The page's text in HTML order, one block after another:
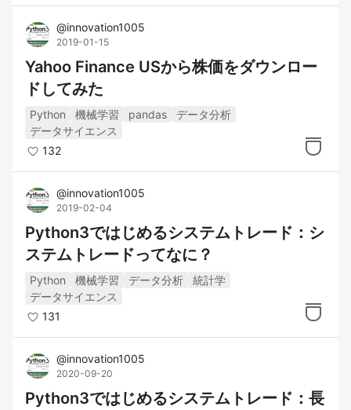
@innovation1005
2019-01-15
Yahoo Finance USから株価をダウンロー
ドしてみた
Python 機械学習 pandas
データ分析
データサイエンス
132
@innovation1005
2019-02-04
Python3ではじめるシステムトレード：シ
ステムトレードってなに？
Python 機械学習 データ分析
統計学
データサイエンス
131
@innovation1005
2020-09-20
Python3ではじめるシステムトレード：長